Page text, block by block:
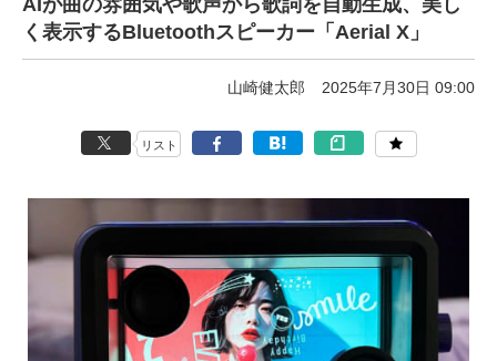
AIが曲の雰囲気や歌声から歌詞を自動生成、美し
く表示するBluetoothスピーカー「Aerial X」
山崎健太郎 2025年7月30日 09:00
リスト